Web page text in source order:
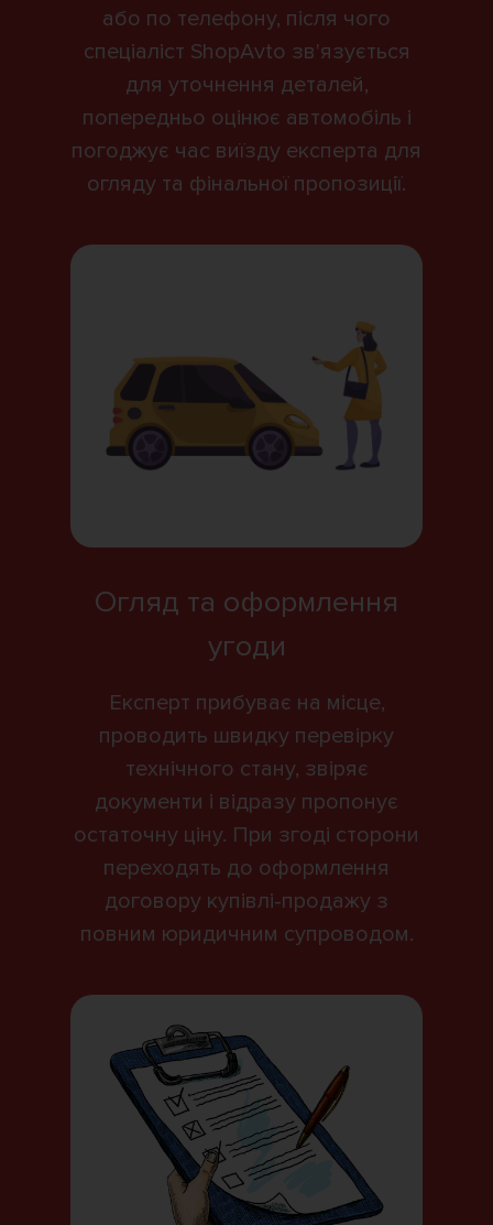
або по телефону, після чого
спеціаліст ShopAvto зв'язується
для уточнення деталей,
попередньо оцінює автомобіль і
погоджує час виїзду експерта для
огляду та фінальної пропозиції.
Огляд та оформлення
угоди
Експерт прибуває на місце,
проводить швидку перевірку
технічного стану, звіряє
документи і відразу пропонує
остаточну ціну. При згоді сторони
переходять до оформлення
договору купівлі-продажу з
повним юридичним супроводом.